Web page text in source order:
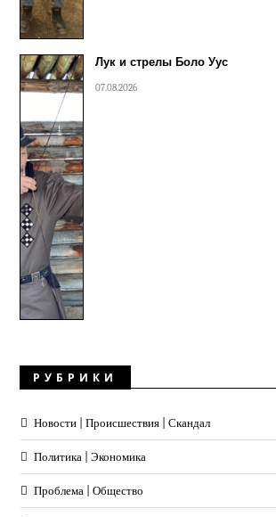
Лук и стрелы Боло Уус
07.08.2026
РУБРИКИ
Новости | Происшествия | Скандал
Политика | Экономика
Проблема | Общество